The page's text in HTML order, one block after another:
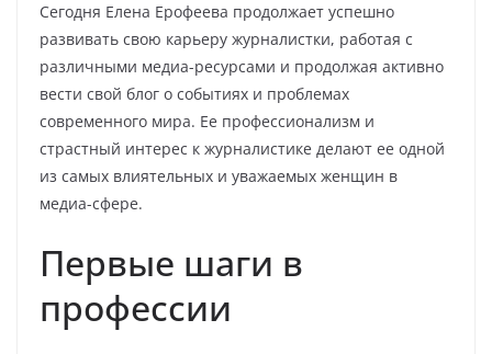
Сегодня Елена Ерофеева продолжает успешно
развивать свою карьеру журналистки, работая с
различными медиа-ресурсами и продолжая активно
вести свой блог о событиях и проблемах
современного мира. Ее профессионализм и
страстный интерес к журналистике делают ее одной
из самых влиятельных и уважаемых женщин в
медиа-сфере.
Первые шаги в
профессии